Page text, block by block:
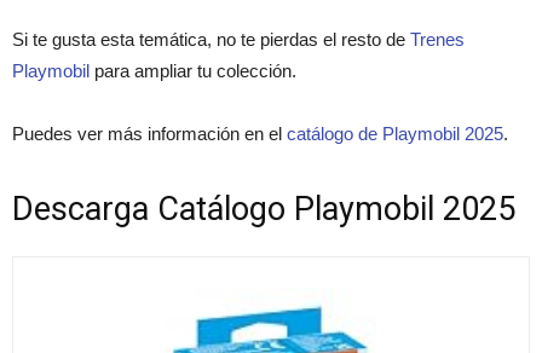
Si te gusta esta temática, no te pierdas el resto de Trenes
Playmobil para ampliar tu colección.
Puedes ver más información en el catálogo de Playmobil 2025.
Descarga Catálogo Playmobil 2025